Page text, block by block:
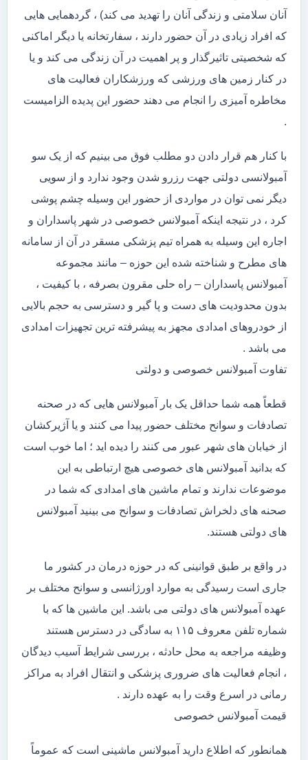
آنان سلامتی و زندگی آنان را تهدید می کند) ، گردهمایی هایی
که افراد زیادی در آن حضور دارند ، سفارتخانه یا دیگر اماکنی
که شخصیتی تاثیرگذار و پر اهمیت در آن زندگی می کند و یا
در کنار زمین های ورزشی که ورزشکاران فعالیت های
مخاطره آمیزی را انجام می دهند حضور این پدیده الزامیست
.
با کنار هم قرار دادن دو مطلب فوق می بینیم که از یک سو
آمبولانسی دولتی جهت رزرو شدن وجود ندارد و از سویی
دیگر نمی توان در مواردی از حضور این وسیله چشم پوشی
کرد ، در نتیجه اینکه آمبولانس خصوصی در شهر پاسداران و
اجاره این وسیله به همراه تیم پزشکی مسقر در آن از سامانه
های مطرح و شناخته شده این حوزه – مانند مجموعه
آمبولانس پاسداران – راه حلی مقرون بصرفه ، با کیفیت ،
بدون محدودیت های دست و پا گیر و دسترسی به حجم بالایی
از خودروهای امدادی مجهز به پیشرفته ترین تجهیزات امدادی
می باشد .
تفاوت آمبولانس خصوصی و دولتی
قطعاً همه شما حداقل یک بار آمبولانس هایی که در صحنه
تصادفات و سوانح مختلف حضور پیدا می کنند و یا آژیرکشان
از خیابان های شهر عبور می کنند را دیده اید ؛ اما خوب است
که بدانید آمبولانس های خصوصی هیچ ارتباطی به این
موضوعات ندارند و تمام ماشین های امدادی که شما در
صحنه های دلخراش تصادفات و سوانح می بینید آمبولانس
های دولتی هستند.
در واقع بر طبق قوانینی که در حوزه درمان در کشور ما
جاری است رسیدگی به موارد اورژانسی و سوانح مختلف بر
عهده آمبولانس های دولتی می باشد. این ماشین ها که با
شماره تلفن معروف ۱۱۵ به سادگی در دسترس هستند
وظیفه مراجعه به محل حادثه ، بررسی شرایط آسیب دیدگان
، انجام فعالیت های ضروری پزشکی و انتقال افراد به مراکز
رمانی در اسرع وقت را به عهده دارند .
قیمت آمبولانس خصوصی
همانطور که اطلاع دارید آمبولانس ماشینی است که عموماً